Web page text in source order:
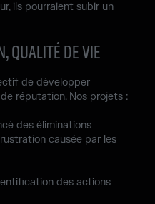
ils pourraient subir un
QUALITÉ DE VIE
de développer
réputation. Nos projets :
des éliminations
causée par les
des actions